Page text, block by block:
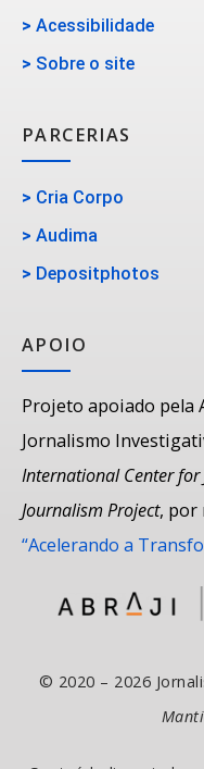
> Acessibilidade
> Sobre o site
PARCERIAS
> Cria Corpo
> Audima
> Depositphotos
APOIO
Projeto apoiado pela
Jornalismo
International Center for
Journalism Project, por
“Acelerando a
© 2020 – 2026